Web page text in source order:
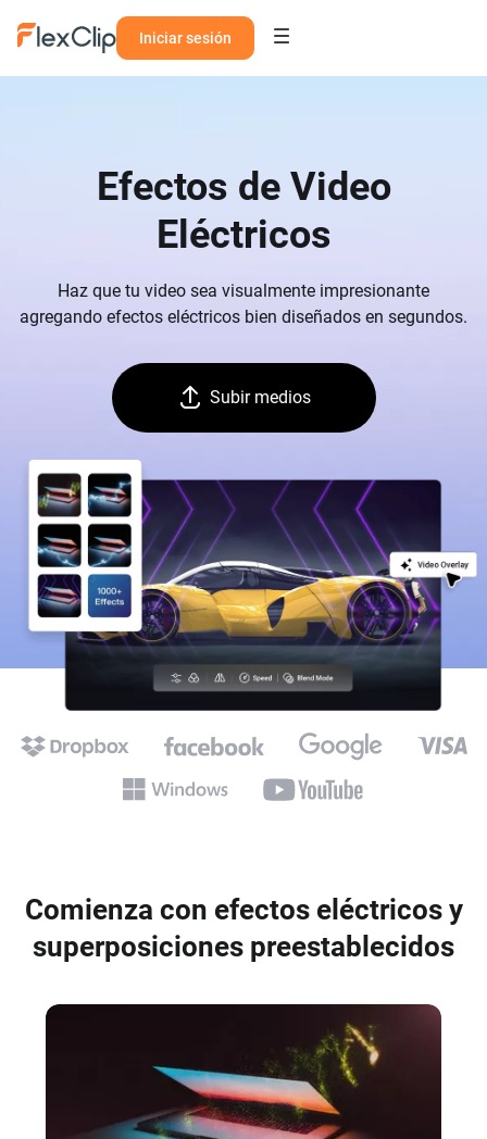
Iniciar sesión
Efectos de Video
Eléctricos
Haz que tu video sea visualmente impresionante
agregando efectos eléctricos bien diseñados en segundos.
Subir medios
Comienza con efectos eléctricos y
superposiciones preestablecidos